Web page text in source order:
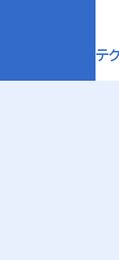
テ